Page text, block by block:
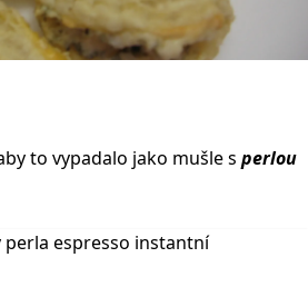
to vypadalo jako mušle s perlou